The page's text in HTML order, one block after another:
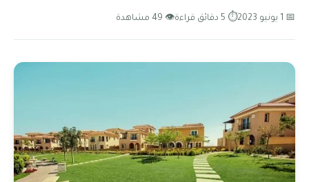
📅 1 يونيو 2023 ⏱ 5 دقائق قراءة 👁 49 مشاهدة